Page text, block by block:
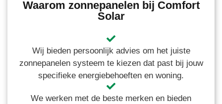
Waarom zonnepanelen bij Comfort
Solar
Wij bieden persoonlijk advies om het juiste
zonnepanelen systeem te kiezen dat past bij jouw
specifieke energiebehoeften en woning.
We werken met de beste merken en bieden